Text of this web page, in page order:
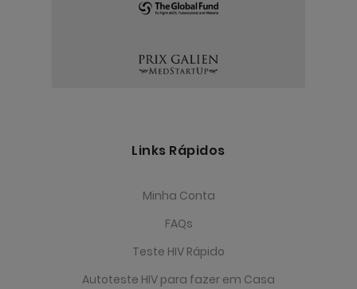
Links Rápidos
Minha Conta
FAQs
Teste HIV Rápido
Autoteste HIV para fazer em Casa